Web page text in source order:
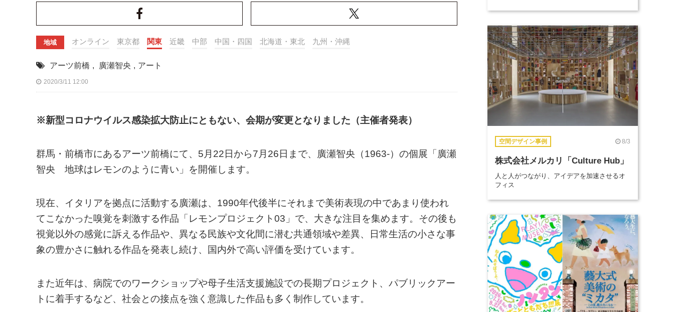
地域 オンライン 東京都 関東 近畿 中部 中国・四国 北海道・東北 九州・沖縄
アーツ前橋 , 廣瀬智央 , アート
2020/3/11 12:00
※新型コロナウイルス感染拡大防止にともない、会期が変更となりました（主催者発表）
群馬・前橋市にあるアーツ前橋にて、5月22日から7月26日まで、廣瀬智央（1963-）の個展「廣瀬
智央 地球はレモンのように青い」を開催します。
現在、イタリアを拠点に活動する廣瀬は、1990年代後半にそれまで美術表現の中であまり使われ
てこなかった嗅覚を刺激する作品「レモンプロジェクト03」で、大きな注目を集めます。その後も
視覚以外の感覚に訴える作品や、異なる民族や文化間に潜む共通領域や差異、日常生活の小さな事
象の豊かさに触れる作品を発表し続け、国内外で高い評価を受けています。
また近年は、病院でのワークショップや母子生活支援施設での長期プロジェクト、パブリックアー
トに着手するなど、社会との接点を強く意識した作品も多く制作しています。
空間デザイン事例 8/3
株式会社メルカリ「Culture Hub」
人と人がつながり、アイデアを加速させるオ
フィス